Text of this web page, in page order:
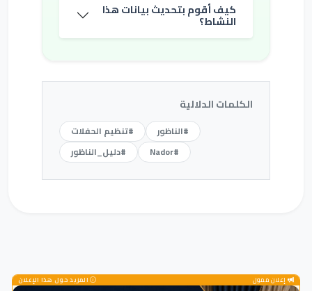
كيف أقوم بتحديث بيانات هذا
النشاط؟
الكلمات الدلالية
#الناظور
#تنظيم الحفلات
#Nador
#دليل_الناظور
إعلان ممول المزيد حول هذا الإعلان